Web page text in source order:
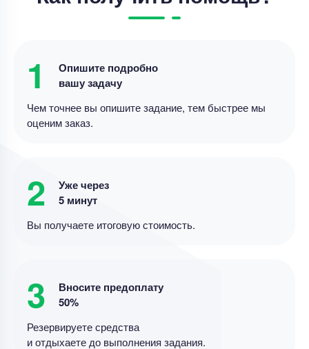
1
Опишите подробно
вашу задачу
Чем точнее вы опишите задание, тем быстрее мы
оценим заказ.
2
Уже через
5 минут
Вы получаете итоговую стоимость.
3
Вносите предоплату
50%
Резервируете средства
и отдыхаете до выполнения задания.